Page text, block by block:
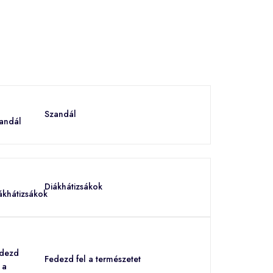
Szandál
Diákhátizsákok
Fedezd fel a természetet